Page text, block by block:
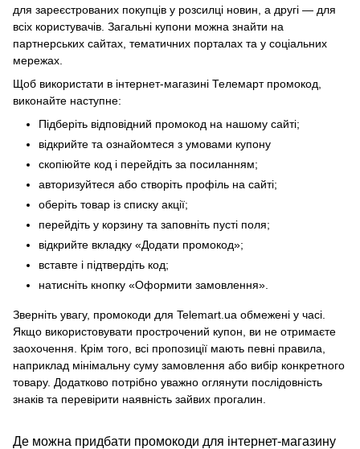
для зареєстрованих покупців у розсилці новин, а другі — для
всіх користувачів. Загальні купони можна знайти на
партнерських сайтах, тематичних порталах та у соціальних
мережах.
Щоб використати в інтернет-магазині Телемарт промокод,
виконайте наступне:
Підберіть відповідний промокод на нашому сайті;
відкрийте та ознайомтеся з умовами купону
скопіюйте код і перейдіть за посиланням;
авторизуйтеся або створіть профіль на сайті;
оберіть товар із списку акції;
перейдіть у корзину та заповніть пусті поля;
відкрийте вкладку «Додати промокод»;
вставте і підтвердіть код;
натисніть кнопку «Оформити замовлення».
Зверніть увагу, промокоди для Telemart.ua обмежені у часі.
Якщо використовувати прострочений купон, ви не отримаєте
заохочення. Крім того, всі пропозиції мають певні правила,
наприклад мінімальну суму замовлення або вибір конкретного
товару. Додатково потрібно уважно оглянути послідовність
знаків та перевірити наявність зайвих прогалин.
Де можна придбати промокоди для інтернет-магазину